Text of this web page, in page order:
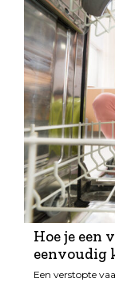
Hoe je een
eenvoudig
Een verstopte